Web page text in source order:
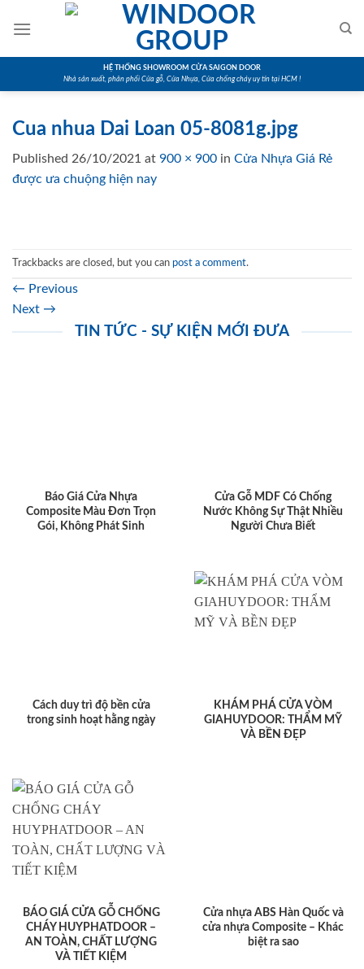
HỆ THỐNG SHOWROOM CỬA SAIGON DOOR
Nhà sản xuất, phân phối Cửa gỗ, Cửa Nhựa, Cửa chống cháy uy tín tại HCM !
Cua nhua Dai Loan 05-8081g.jpg
Published 26/10/2021 at 900 × 900 in Cửa Nhựa Giá Rẻ
được ưa chuộng hiện nay
Trackbacks are closed, but you can post a comment.
← Previous
Next →
TIN TỨC - SỰ KIỆN MỚI ĐƯA
Báo Giá Cửa Nhựa
Composite Màu Đơn Trọn
Gói, Không Phát Sinh
Cửa Gỗ MDF Có Chống
Nước Không Sự Thật Nhiều
Người Chưa Biết
Cách duy trì độ bền cửa
trong sinh hoạt hằng ngày
KHÁM PHÁ CỬA VÒM
GIAHUYDOOR: THẨM MỸ
VÀ BỀN ĐẸP
BÁO GIÁ CỬA GỖ CHỐNG
CHÁY HUYPHATDOOR –
AN TOÀN, CHẤT LƯỢNG
VÀ TIẾT KIỆM
Cửa nhựa ABS Hàn Quốc và
cửa nhựa Composite – Khác
biệt ra sao